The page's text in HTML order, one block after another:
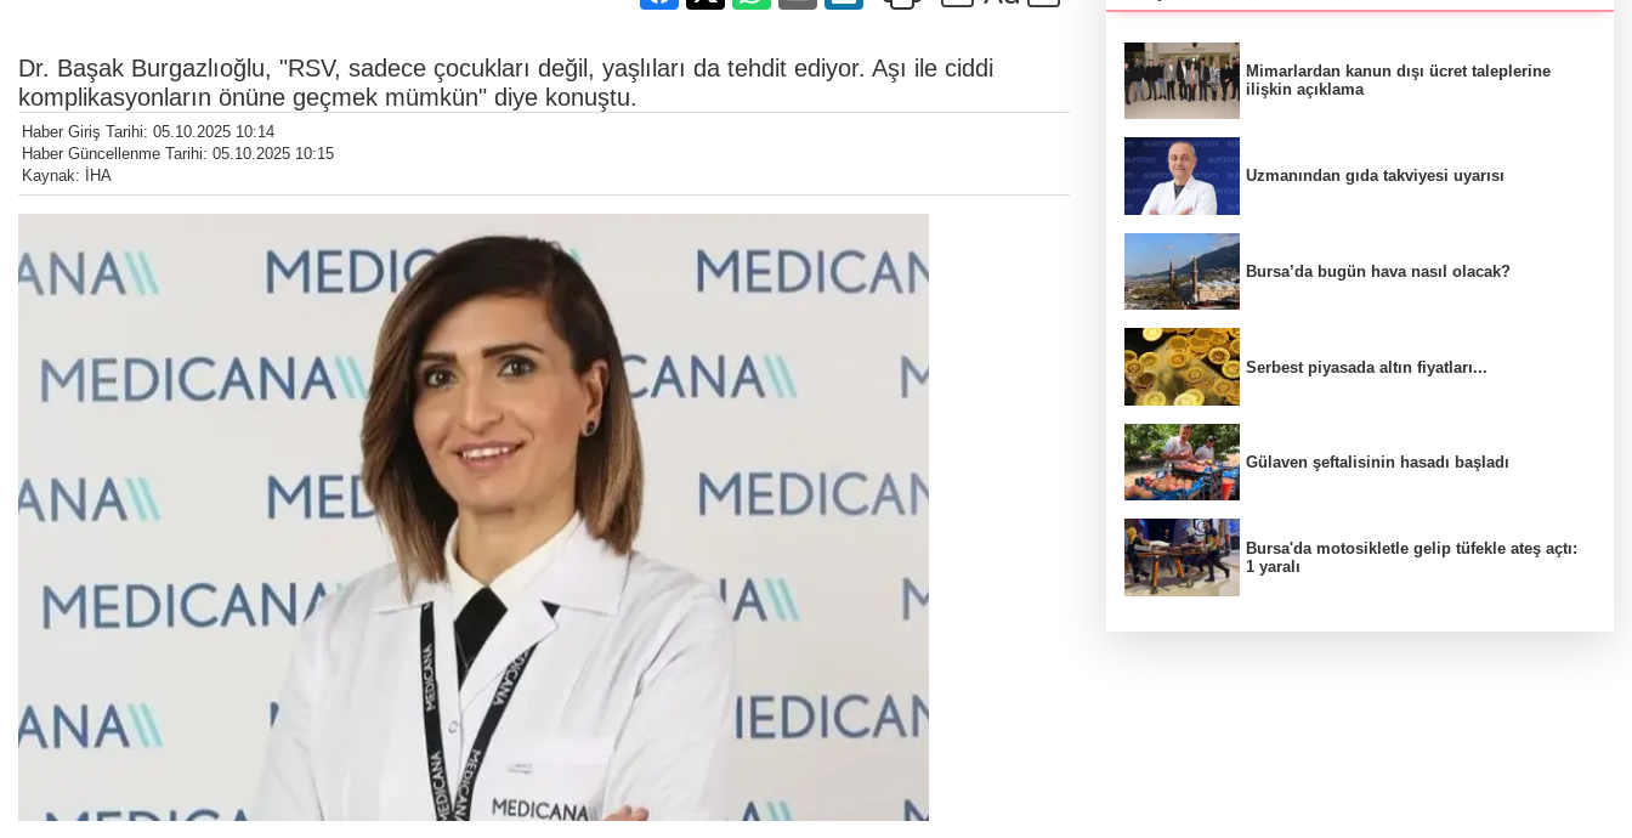
Dr. Başak Burgazlıoğlu, "RSV, sadece çocukları değil, yaşlıları da tehdit ediyor. Aşı ile ciddi
komplikasyonların önüne geçmek mümkün" diye konuştu.
Haber Giriş Tarihi: 05.10.2025 10:14
Haber Güncellenme Tarihi: 05.10.2025 10:15
Kaynak: İHA
Mimarlardan kanun dışı ücret taleplerine
ilişkin açıklama
Uzmanından gıda takviyesi uyarısı
Bursa’da bugün hava nasıl olacak?
Serbest piyasada altın fiyatları...
Gülaven şeftalisinin hasadı başladı
Bursa'da motosikletle gelip tüfekle ateş açtı:
1 yaralı